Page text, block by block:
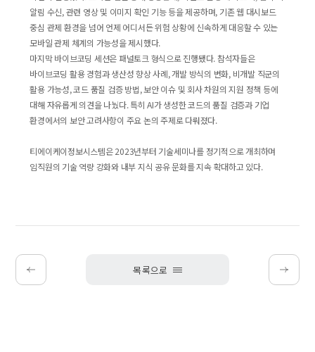
알림 수신, 관련 영상 및 이미지 확인 기능 등을 제공하며, 기존 웹 대시보드
중심 관제 환경을 넘어 언제 어디서든 위험 상황에 신속하게 대응할 수 있는
모바일 관제 체계의 가능성을 제시했다.
마지막 바이브코딩 세션은 패널토크 형식으로 진행됐다. 참석자들은
바이브코딩 활용 경험과 생산성 향상 사례, 개발 방식의 변화, 비개발 직군의
활용 가능성, 코드 품질 검증 방법, 보안 이슈 및 회사 차원의 지원 정책 등에
대해 자유롭게 의견을 나눴다. 특히 AI가 생성한 코드의 품질 검증과 기업
환경에서의 보안 고려사항이 주요 논의 주제로 다뤄졌다.
티에이케이정보시스템은 2023년부터 기술세미나를 정기적으로 개최하며
임직원의 기술 역량 강화와 내부 지식 공유 문화를 지속 확대하고 있다.
목록으로